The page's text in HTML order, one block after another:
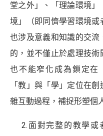
堂之外」、「理論環境
境」（即同儕學習環境或
也涉及意義和知識的交
的，並不僅止於處理技術
也不能窄化成為鎖定在
「教」與「學」定位在
雜互動過程，補捉形塑個
2.面對完整的教學或